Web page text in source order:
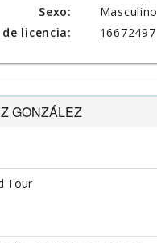
Sexo:
licencia:
Masculino
16672497
GONZÁLEZ
Tour